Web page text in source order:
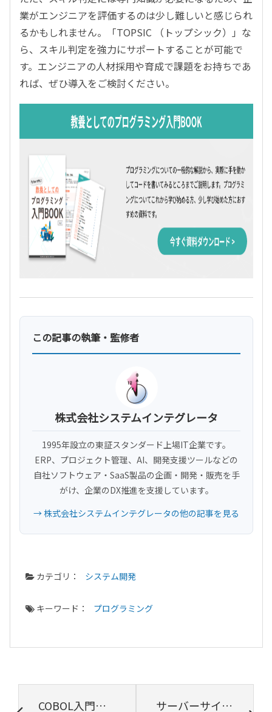
業がエンジニアを評価するのは少し難しいと感じられ
るかもしれません。「TOPSIC （トップシック）」な
ら、スキル判定を強力にサポートすることが可能で
す。エンジニアの人材採用や育成で課題をお持ちであ
れば、ぜひ導入をご検討ください。
この記事の執筆・監修者
株式会社システムインテグレータ
1995年設立の東証スタンダード上場IT企業です。
ERP、プロジェクト管理、AI、開発支援ツールなどの
自社ソフトウェア・SaaS製品の企画・開発・販売を手
がけ、企業のDX推進を支援しています。
→ 株式会社システムインテグレータの他の記事を見る
カテゴリ： システム開発
キーワード： プログラミング
COBOL入門｜言語の特徴や、書き方、勉強方法、難易度について解説 サーバーサイドエンジニアとは? 仕事内容や年収、必要なスキル・知識を解説